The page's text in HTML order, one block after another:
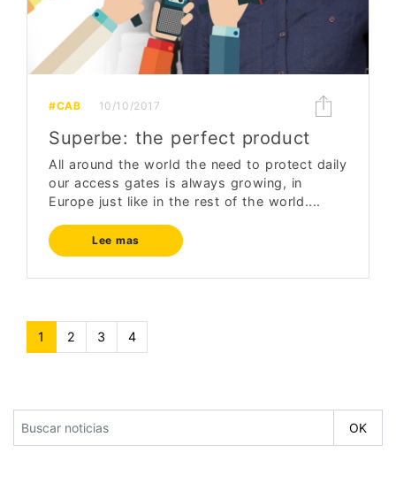
#CAB 10/10/2017
Superbe: the perfect product
All around the world the need to protect daily
our access gates is always growing, in
Europe just like in the rest of the world....
Lee mas
1 (current)
2 3 4